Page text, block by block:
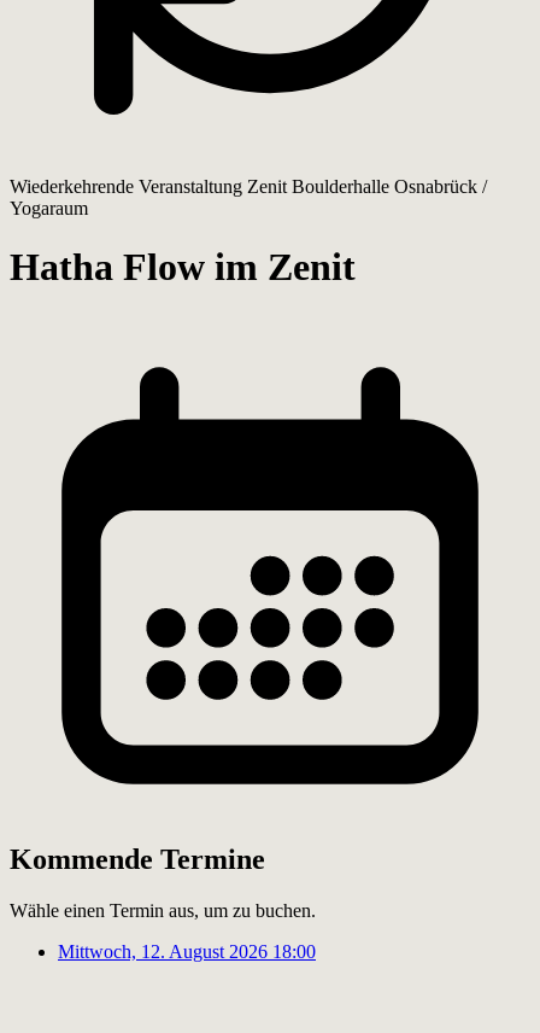
Wiederkehrende Veranstaltung Zenit Boulderhalle Osnabrück /
Yogaraum
Hatha Flow im Zenit
Kommende Termine
Wähle einen Termin aus, um zu buchen.
Mittwoch, 12. August 2026 18:00